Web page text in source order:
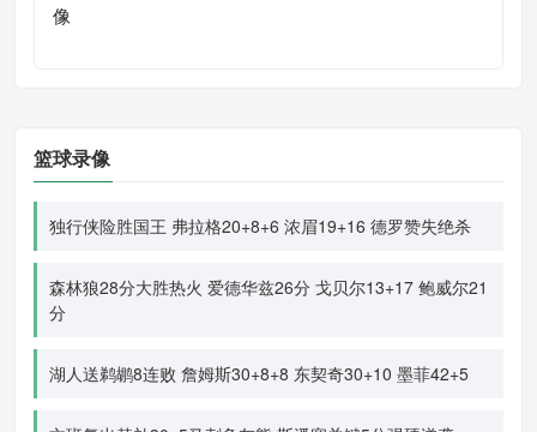
像
篮球录像
独行侠险胜国王 弗拉格20+8+6 浓眉19+16 德罗赞失绝杀
森林狼28分大胜热火 爱德华兹26分 戈贝尔13+17 鲍威尔21
分
湖人送鹈鹕8连败 詹姆斯30+8+8 东契奇30+10 墨菲42+5